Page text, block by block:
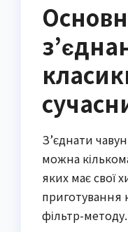
З’єднати
можна
яких має свої
приготування
фільтр-